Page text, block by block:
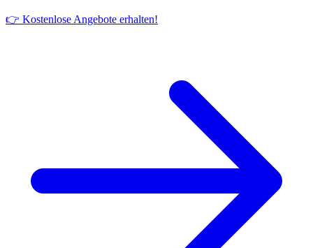
👉 Kostenlose Angebote erhalten!